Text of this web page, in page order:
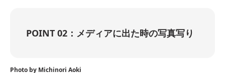
POINT 02：メディアに出た時の写真写り
Photo by Michinori Aoki